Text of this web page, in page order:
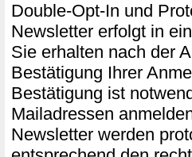
Double-Opt-In und
Newsletter erfolgt in
Sie erhalten nach der
Bestätigung Ihrer
Bestätigung ist
Mailadressen
Newsletter werden